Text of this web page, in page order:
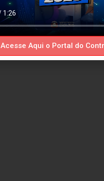
Acesse Aqui o Portal do